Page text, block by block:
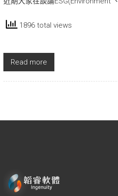
1896 total views
Read more